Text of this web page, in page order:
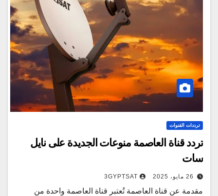
ترددات القنوات
تردد قناة العاصمة منوعات الجديدة على نايل
سات
26 مايو، 2025 3GYPTSAT
مقدمة عن قناة العاصمة تُعتبر قناة العاصمة واحدة من